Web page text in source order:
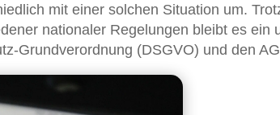
mit einer solchen Situation um.
nationaler Regelungen bleibt es ein
Grundverordnung (DSGVO) und den